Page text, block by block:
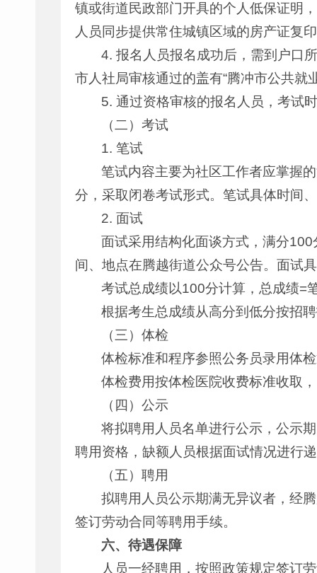
镇或街道民政部门开具的个人低保证明
人员同步提供常住城镇区域的房产证复
4. 报名人员报名成功后，需到户口
市人社局审核通过的盖有“腾冲市公共就
5. 通过资格审核的报名人员，考试
（二）考试
1. 笔试
笔试内容主要为社区工作者应掌握
分，采取闭卷考试形式。笔试具体时间
2. 面试
面试采用结构化面谈方式，满分
间、地点在腾越街道公众号公告。面试
考试总成绩以100分计算，总成绩=
根据考生总成绩从高分到低分按招
（三）体检
体检标准和程序参照公务员录用体
体检费用按体检医院收费标准收取
（四）公示
将拟聘用人员名单进行公示，公示
聘用资格，缺额人员根据面试情况进行
（五）聘用
拟聘用人员公示期满无异议者，经
签订劳动合同等聘用手续。
六、待遇保障
人员一经聘用，按照政策规定签订